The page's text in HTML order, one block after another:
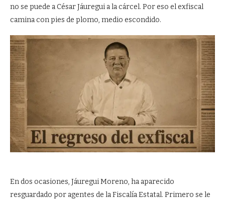
no se puede a César Jáuregui a la cárcel. Por eso el exfiscal
camina con pies de plomo, medio escondido.
En dos ocasiones, Jáuregui Moreno, ha aparecido
resguardado por agentes de la Fiscalía Estatal. Primero se le